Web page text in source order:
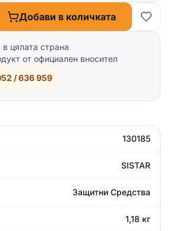
Добави в количката
цялата страна
от официален вносител
/ 636 959
130185
SISTAR
Защитни Средства
1,18 кг